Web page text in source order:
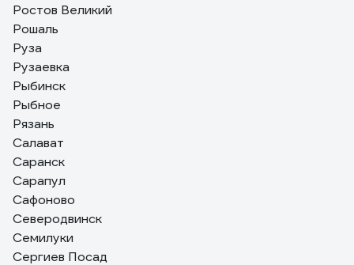
Ростов Великий
Рошаль
Руза
Рузаевка
Рыбинск
Рыбное
Рязань
Салават
Саранск
Сарапул
Сафоново
Северодвинск
Семилуки
Сергиев Посад